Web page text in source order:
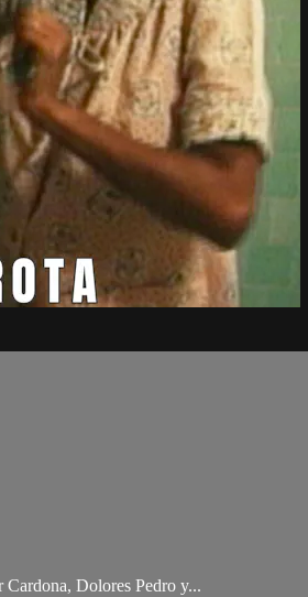
Cardona, Dolores Pedro y...